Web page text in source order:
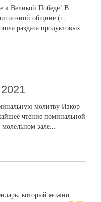
к Великой Победе! В
общине (г.
раздача продуктовых
молитву Изкор
чтение поминальной
зале...
который можно